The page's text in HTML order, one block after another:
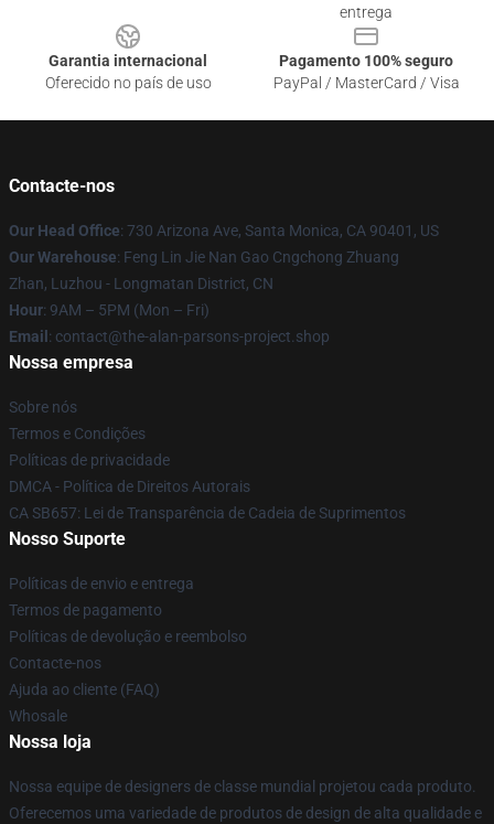
entrega
Garantia internacional
Oferecido no país de uso
Pagamento 100% seguro
PayPal / MasterCard / Visa
Contacte-nos
Our Head Office: 730 Arizona Ave, Santa Monica, CA 90401, US
Our Warehouse: Feng Lin Jie Nan Gao Cngchong Zhuang
Zhan, Luzhou - Longmatan District, CN
Hour: 9AM – 5PM (Mon – Fri)
Email : contact@the-alan-parsons-project.shop
Nossa empresa
Sobre nós
Termos e Condições
Políticas de privacidade
DMCA - Política de Direitos Autorais
CA SB657: Lei de Transparência de Cadeia de Suprimentos
Nosso Suporte
Políticas de envio e entrega
Termos de pagamento
Políticas de devolução e reembolso
Contacte-nos
Ajuda ao cliente (FAQ)
Whosale
Nossa loja
Nossa equipe de designers de classe mundial projetou cada produto.
Oferecemos uma variedade de produtos de design de alta qualidade e